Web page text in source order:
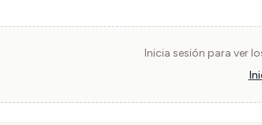
Inicia sesión para ver